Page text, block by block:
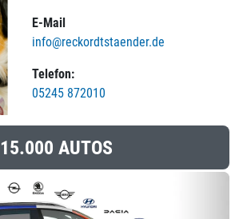
E-Mail
info@reckordtstaender.de
Telefon:
05245 872010
15.000 AUTOS